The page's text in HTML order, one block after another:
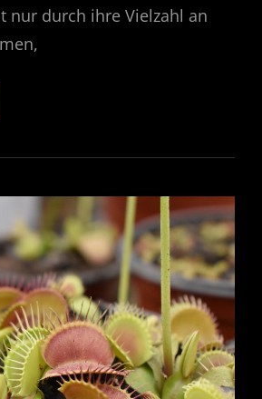
nur durch ihre Vielzahl an